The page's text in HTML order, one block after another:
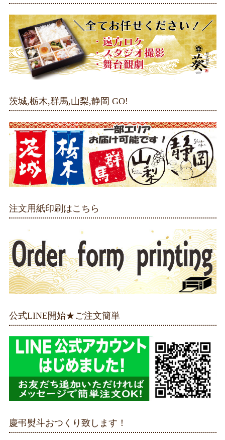
茨城,栃木,群馬,山梨,静岡 GO!
注文用紙印刷はこちら
公式LINE開始★ご注文簡単
慶弔熨斗おつくり致します！